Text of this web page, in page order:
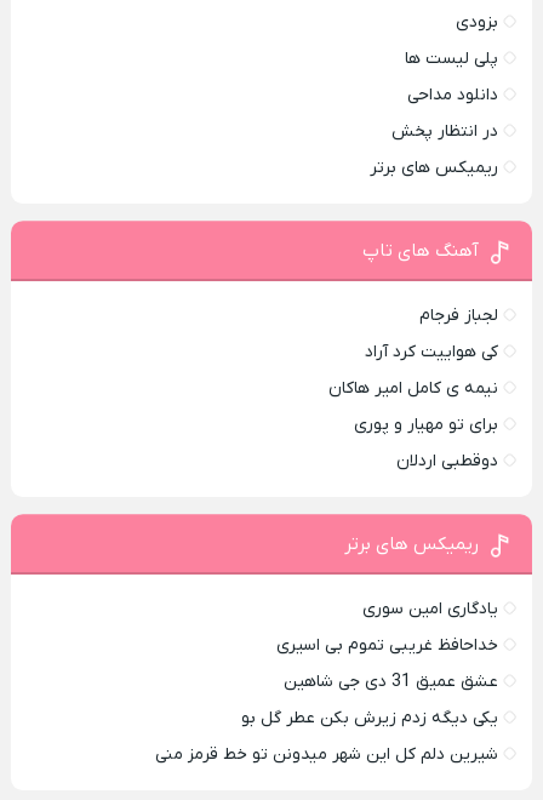
بزودی
پلی لیست ها
دانلود مداحی
در انتظار پخش
ریمیکس های برتر
آهنگ های تاپ
لجباز فرجام
کی هواییت کرد آراد
نیمه ی کامل امیر هاکان
برای تو مهیار و پوری
دوقطبی اردلان
ریمیکس های برتر
یادگاری امین سوری
خداحافظ غریبی تموم بی اسیری
عشق عمیق 31 دی جی شاهین
یکی دیگه زدم زیرش بکن عطر گل بو
شیرین دلم کل این شهر میدونن تو خط قرمز منی